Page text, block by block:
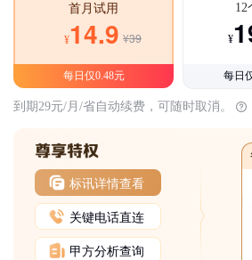
首月试用
¥14.9 ¥39
每日仅0.48元
12
¥
每日
到期29元/月/省自动续费，可随时取消。
标讯详情查看
关键电话直连
甲方分析查询